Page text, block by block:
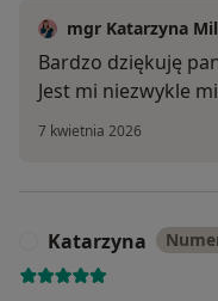
mgr Katarzyna
Bardzo dziękuję
Jest mi niezwykle
7 kwietnia 2026
Katarzyna